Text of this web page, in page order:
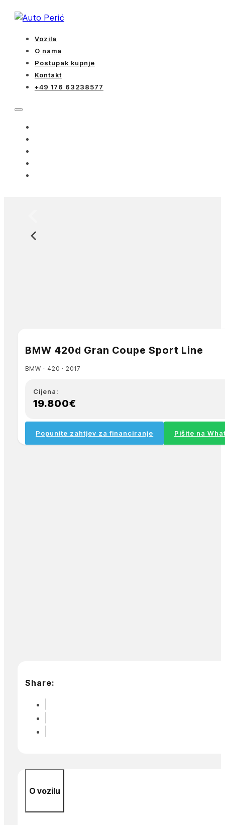
Vozila
O nama
Postupak kupnje
Kontakt
+49 176 63238577
BMW 420d Gran Coupe Sport Line
BMW ∙ 420 ∙ 2017
Cijena:
19.800€
Popunite zahtjev za financiranje Pišite na
Share:
O vozilu